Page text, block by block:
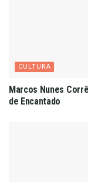
CULTURA
Marcos Nunes
de Encantado